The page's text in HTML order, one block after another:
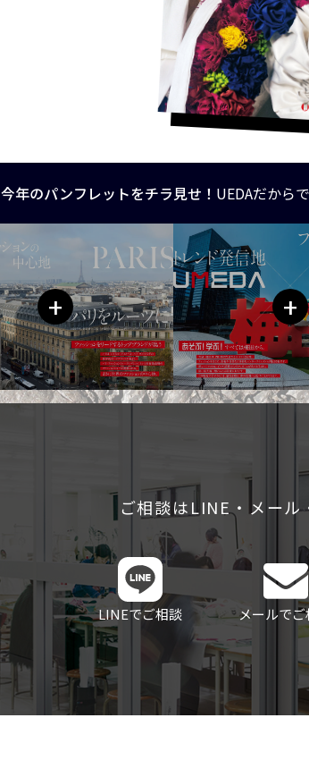
今年のパンフレットをチラ見せ！ UEDAだから
+ +
ご相談はLINE・メール
LINEでご相談 メールでご